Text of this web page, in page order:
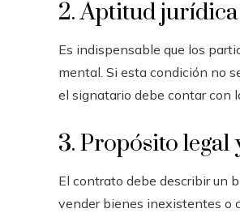
2. Aptitud
Es indispensable que los
mental. Si esta condición no
el signatario debe contar con
3. Propósito legal
El contrato debe describir un
vender bienes inexistentes o